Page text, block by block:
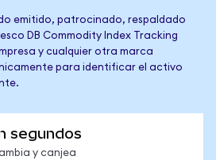
emitido, patrocinado, respaldado
DB Commodity Index Tracking
y cualquier otra marca
para identificar el activo
segundos
y canjea